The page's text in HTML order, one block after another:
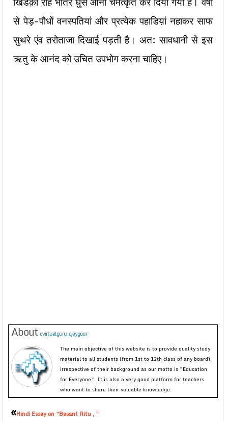
से पेड़-पौधों वनस्पतियां और प्रत्येक पहाडिय़ां नहाकर साफ
सुथरे एंव तरोताजा दिखाई पड़ती है। अत: सावधानी से इस
ऋतु के आनंद को उचित उपभोग करना चाहिए।
About evirtualguru_ajaygour
The main objective of this website is to provide quality study
material to all students (from 1st to 12th class of any board)
irrespective of their background as our motto is “Education
for Everyone”. It is also a very good platform for teachers
who want to share their valuable knowledge.
«Hindi Essay on “Basant Ritu , ”